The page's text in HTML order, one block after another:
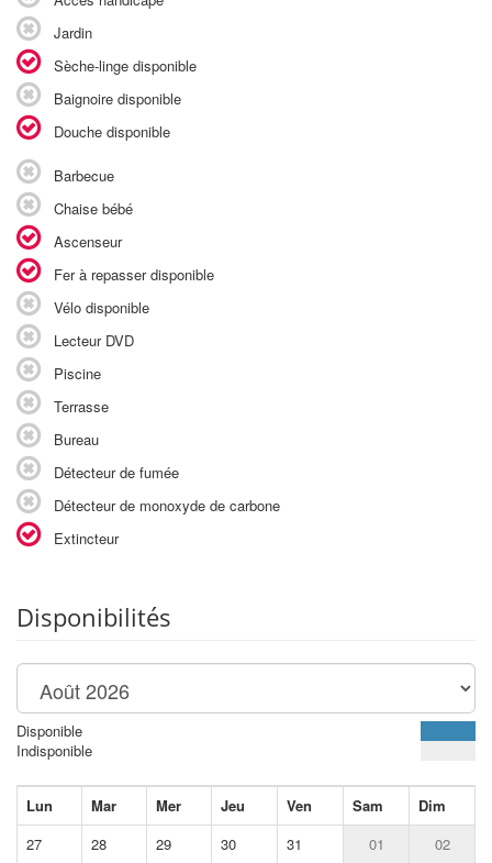
Jardin
Sèche-linge disponible
Baignoire disponible
Douche disponible
Barbecue
Chaise bébé
Ascenseur
Fer à repasser disponible
Vélo disponible
Lecteur DVD
Piscine
Terrasse
Bureau
Détecteur de fumée
Détecteur de monoxyde de carbone
Extincteur
Disponibilités
Disponible
Indisponible
Lun Mar Mer Jeu Ven Sam
Dim
27
28 29 30 31 01 02